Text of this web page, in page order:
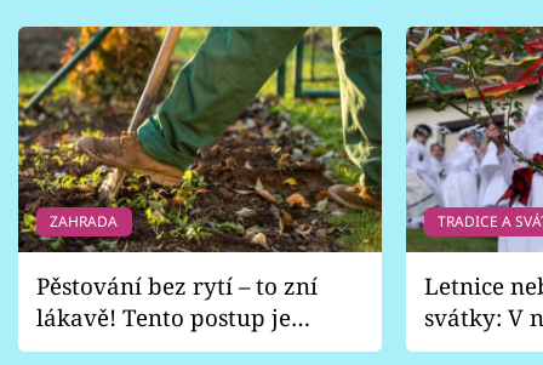
ZAHRADA
Pěstování bez rytí – to zní
lákavě! Tento postup je
vhodný jen pro některé
TRADICE A
Letnice
svátky: V
pondělí